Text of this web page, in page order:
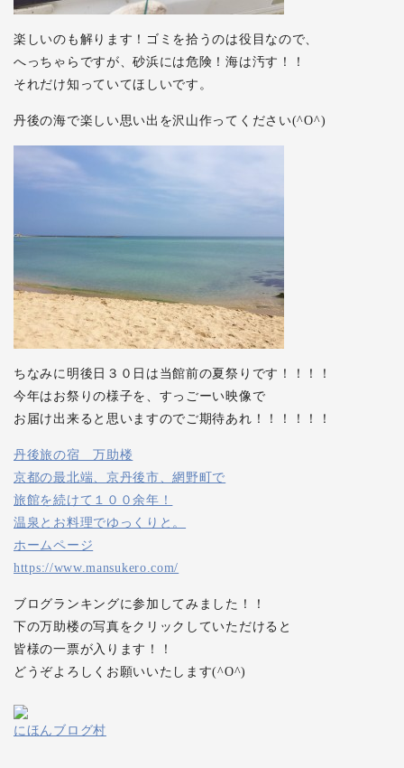
楽しいのも解ります！ゴミを拾うのは役目なので、
へっちゃらですが、砂浜には危険！海は汚す！！
それだけ知っていてほしいです。
丹後の海で楽しい思い出を沢山作ってください(^O^)
ちなみに明後日３０日は当館前の夏祭りです！！！！
今年はお祭りの様子を、すっごーい映像で
お届け出来ると思いますのでご期待あれ！！！！！！
丹後旅の宿 万助楼
京都の最北端、京丹後市、網野町で
旅館を続けて１００余年！
温泉とお料理でゆっくりと。
ホームページ
https://www.mansukero.com/
ブログランキングに参加してみました！！
下の万助楼の写真をクリックしていただけると
皆様の一票が入ります！！
どうぞよろしくお願いいたします(^O^)
にほんブログ村